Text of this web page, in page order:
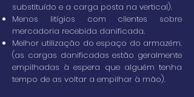
substituído e a carga posta na vertical).
Menos litígios com clientes sobre
mercadoria recebida danificada.
Melhor utilização do espaço do armazém.
(as cargas danificadas estão geralmente
empilhadas à espera que alguém tenha
tempo de as voltar a empilhar à mão).